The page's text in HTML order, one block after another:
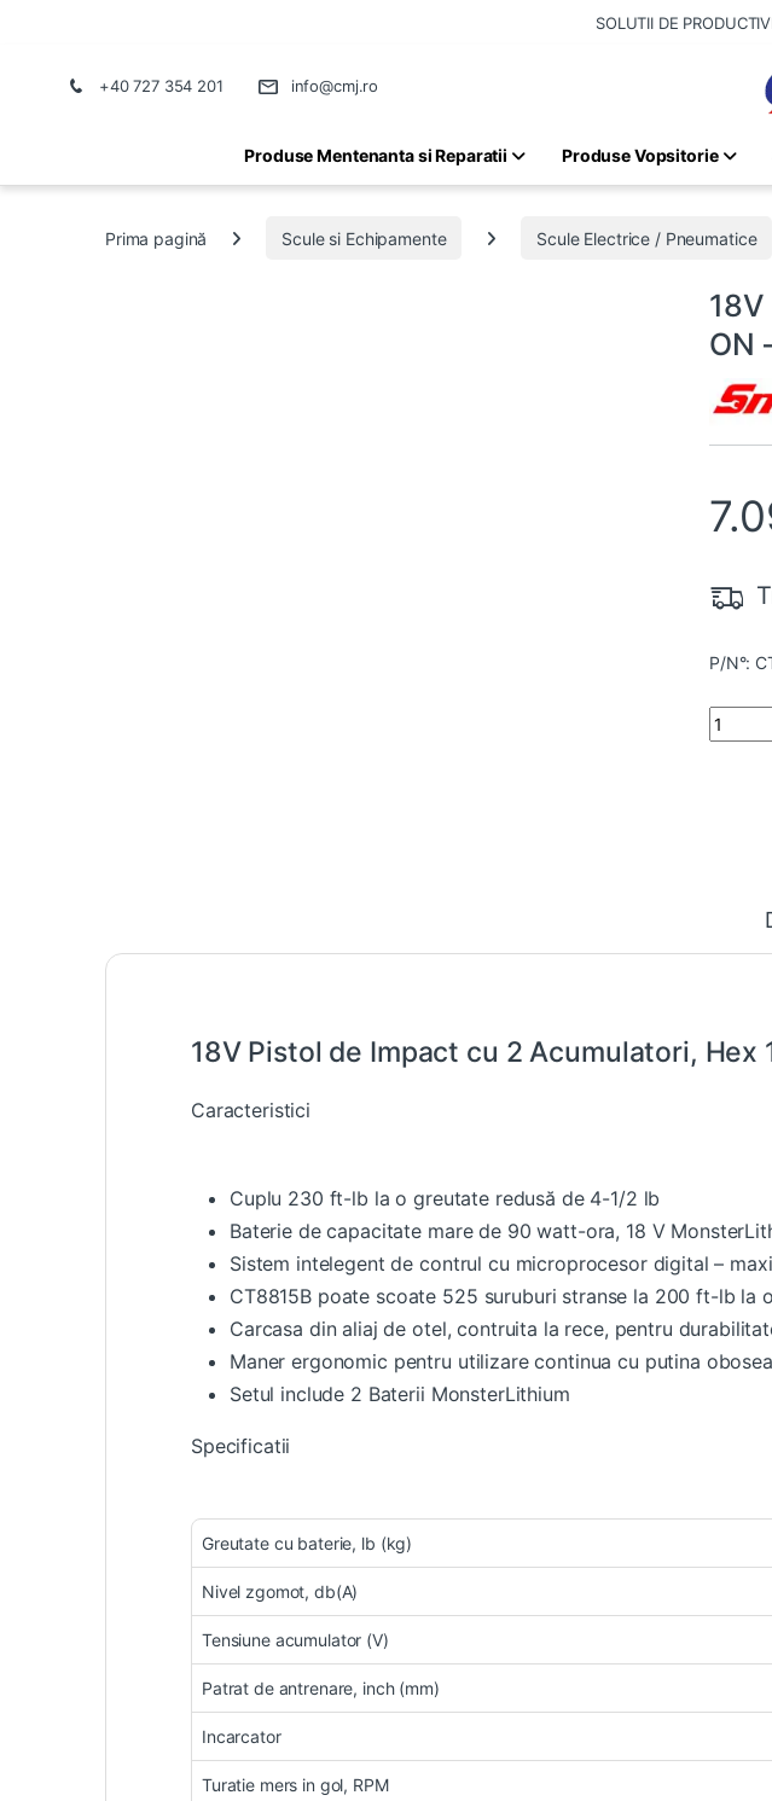
SOLUTII DE
+40 727 354 201 info@cmj.ro
Produse Mentenanta si Reparatii Produse Vopsitorie
Prima pagină Scule si Echipamente Scule Electrice / Pneumatice
ON
P/N°:
Quantity
18V Pistol de Impact cu 2 Acumulatori, Hex
Caracteristici
Cuplu 230 ft-lb la o greutate redusă de 4-1/2 lb
Baterie de capacitate mare de 90 watt-ora, 18 V
Sistem intelegent de contrul cu microprocesor digital –
CT8815B poate scoate 525 suruburi stranse la 200 ft-lb la
Carcasa din aliaj de otel, contruita la rece, pentru
Maner ergonomic pentru utilizare continua cu putina
Setul include 2 Baterii MonsterLithium
Specificatii
Greutate cu baterie, lb (kg)
Nivel zgomot, db(A)
Tensiune acumulator (V)
Patrat de antrenare, inch (mm)
Incarcator
Turatie mers in gol, RPM